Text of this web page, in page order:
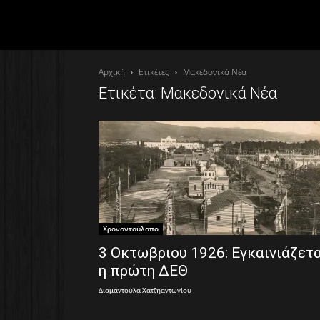
Αρχική Ετικέτες Μακεδονικά Νέα
Ετικέτα: Μακεδονικά Νέα
Χρονοντούλαπο
3 Οκτωβριου 1926:
η πρώτη ΔΕΘ
Διαμαντούλα Χατζηαντωνίου